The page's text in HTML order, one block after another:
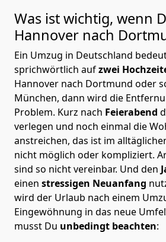
Was ist wichtig, wenn
Hannover nach
Ein Umzug in Deutschland
sprichwörtlich aufzwei
Hannover nach Dortmund oder
München, dann wird die
Problem. Kurz nach Feierabend
verlegen und noch einmal die
anstreichen, das ist im
nicht möglich oder kompliziert.
sind so nicht vereinbar. Und den
einen stressigen Neuanfang
wird der Urlaub nach einem
Eingewöhnung in das neue
musst Du unbedingt beachten: